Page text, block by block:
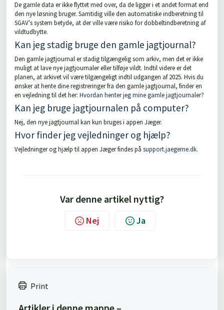
De gamle data er ikke flyttet med over, da de ligger i et andet format end
den nye løsning bruger. Samtidig ville den automatiske indberetning til
SGAV's system betyde, at der ville være risiko for dobbeltindberetning af
vildtudbytte.
Kan jeg stadig bruge den gamle jagtjournal?
Den gamle jagtjournal er stadig tilgængelig som arkiv, men det er ikke
muligt at lave nye jagtjournaler eller tilføje vildt. Indtil videre er det
planen, at arkivet vil være tilgængeligt indtil udgangen af 2025. Hvis du
ønsker at hente dine registreringer fra den gamle jagtjournal, finder en
en vejledning til det her: Hvordan henter jeg mine gamle jagtjournaler?
Kan jeg bruge jagtjournalen på computer?
Nej, den nye jagtjournal kan kun bruges i appen Jæger.
Hvor finder jeg vejledninger og hjælp?
Vejledninger og hjælp til appen Jæger findes på support.jaegerne.dk.
Var denne artikel nyttig?
Nej Ja
Print